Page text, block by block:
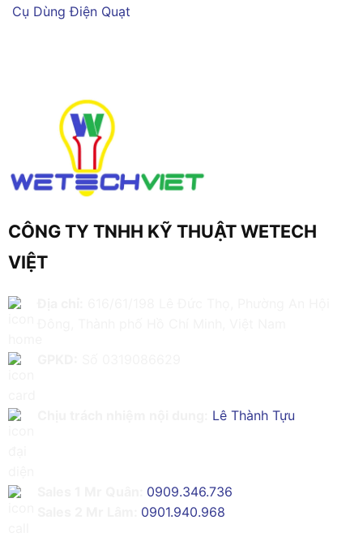
Cụ Dùng Điện Quạt
CÔNG TY TNHH KỸ THUẬT WETECH
VIỆT
Lê Thành Tựu
0909.346.736
0901.940.968